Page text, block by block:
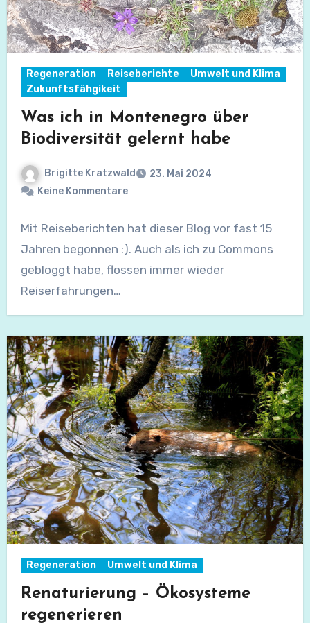
Regeneration Reiseberichte
Umwelt und Klima
Zukunftsfähgikeit
Was ich in Montenegro über
Biodiversität gelernt habe
Brigitte Kratzwald
23. Mai 2024
Keine Kommentare
Mit Reiseberichten hat dieser Blog vor fast 15
Jahren begonnen :). Auch als ich zu Commons
gebloggt habe, flossen immer wieder
Reiserfahrungen…
Regeneration Umwelt und Klima
Renaturierung – Ökosysteme
regenerieren